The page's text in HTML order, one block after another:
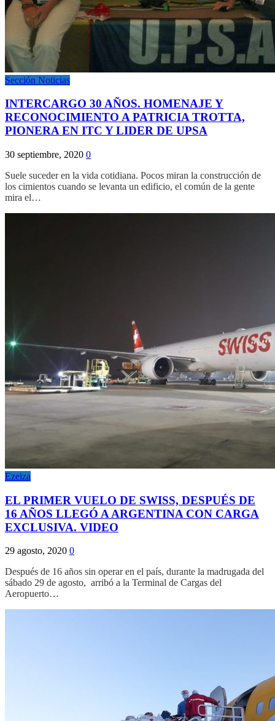
Sección Noticias
INTERCARGO 30 AÑOS. HOMENAJE Y
RECONOCIMIENTO A PATRICIA TROTTA,
PIONERA EN ITC Y LIDER DE UPSA
30 septiembre, 2020 0
Suele suceder en la vida cotidiana. Pocos miran la construcción de
los cimientos cuando se levanta un edificio, el común de la gente
mira el…
Ezeiza
EL PRIMER VUELO DE SWISS, DESPUÉS DE
16 AÑOS LLEGÓ A ARGENTINA CON CARGA
EXCLUSIVA. VIDEO
29 agosto, 2020 0
Después de 16 años sin operar en el país, durante la madrugada del
sábado 29 de agosto, arribó a la Terminal de Cargas del
Aeropuerto…